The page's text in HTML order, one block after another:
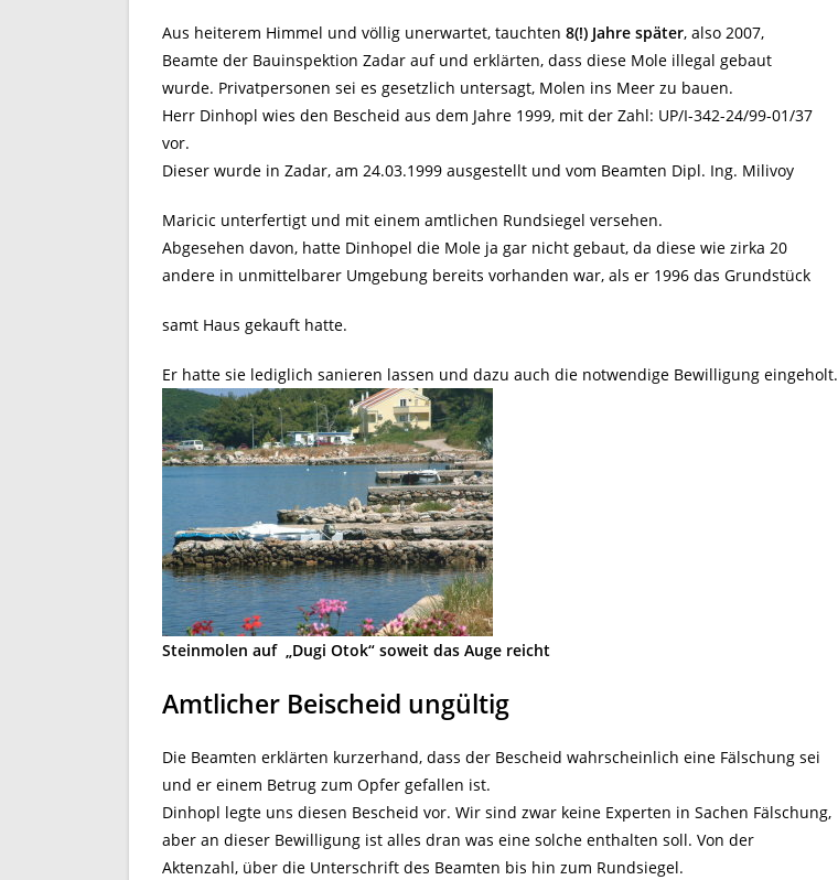
Aus heiterem Himmel und völlig unerwartet, tauchten 8(!) Jahre später, also 2007,
Beamte der Bauinspektion Zadar auf und erklärten, dass diese Mole illegal gebaut
wurde. Privatpersonen sei es gesetzlich untersagt, Molen ins Meer zu bauen.
Herr Dinhopl wies den Bescheid aus dem Jahre 1999, mit der Zahl: UP/I-342-24/99-01/37
vor.
Dieser wurde in Zadar, am 24.03.1999 ausgestellt und vom Beamten Dipl. Ing. Milivoy
Maricic unterfertigt und mit einem amtlichen Rundsiegel versehen.
Abgesehen davon, hatte Dinhopel die Mole ja gar nicht gebaut, da diese wie zirka 20
andere in unmittelbarer Umgebung bereits vorhanden war, als er 1996 das Grundstück
samt Haus gekauft hatte.
Er hatte sie lediglich sanieren lassen und dazu auch die notwendige Bewilligung eingeholt.
Steinmolen auf „Dugi Otok“ soweit das Auge reicht
Amtlicher Beischeid ungültig
Die Beamten erklärten kurzerhand, dass der Bescheid wahrscheinlich eine Fälschung sei
und er einem Betrug zum Opfer gefallen ist.
Dinhopl legte uns diesen Bescheid vor. Wir sind zwar keine Experten in Sachen Fälschung,
aber an dieser Bewilligung ist alles dran was eine solche enthalten soll. Von der
Aktenzahl, über die Unterschrift des Beamten bis hin zum Rundsiegel.